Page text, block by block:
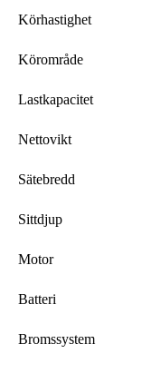
Körhastighet
Körområde
Lastkapacitet
Nettovikt
Sätebredd
Sittdjup
Motor
Batteri
Bromssystem